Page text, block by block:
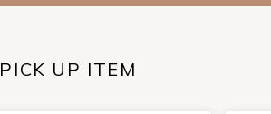
PICK UP ITEM